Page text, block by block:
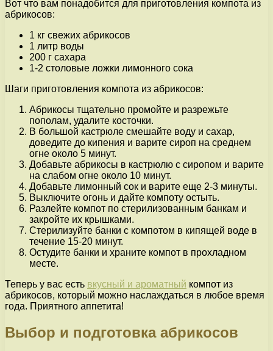
Вот что вам понадобится для приготовления компота из
абрикосов:
1 кг свежих абрикосов
1 литр воды
200 г сахара
1-2 столовые ложки лимонного сока
Шаги приготовления компота из абрикосов:
Абрикосы тщательно промойте и разрежьте
пополам, удалите косточки.
В большой кастрюле смешайте воду и сахар,
доведите до кипения и варите сироп на среднем
огне около 5 минут.
Добавьте абрикосы в кастрюлю с сиропом и варите
на слабом огне около 10 минут.
Добавьте лимонный сок и варите еще 2-3 минуты.
Выключите огонь и дайте компоту остыть.
Разлейте компот по стерилизованным банкам и
закройте их крышками.
Стерилизуйте банки с компотом в кипящей воде в
течение 15-20 минут.
Остудите банки и храните компот в прохладном
месте.
Теперь у вас есть вкусный и ароматный компот из
абрикосов, который можно наслаждаться в любое время
года. Приятного аппетита!
Выбор и подготовка абрикосов